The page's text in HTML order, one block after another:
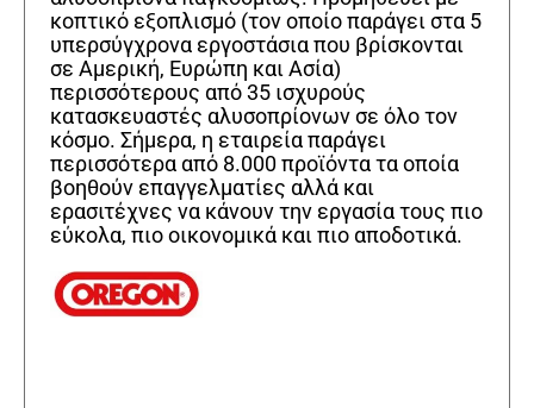
κοπτικό εξοπλισμό (τον οποίο παράγει στα 5
υπερσύγχρονα εργοστάσια που βρίσκονται
σε Αμερική, Ευρώπη και Ασία)
περισσότερους από 35 ισχυρούς
κατασκευαστές αλυσοπρίονων σε όλο τον
κόσμο. Σήμερα, η εταιρεία παράγει
περισσότερα από 8.000 προϊόντα τα οποία
βοηθούν επαγγελματίες αλλά και
ερασιτέχνες να κάνουν την εργασία τους πιο
εύκολα, πιο οικονομικά και πιο αποδοτικά.